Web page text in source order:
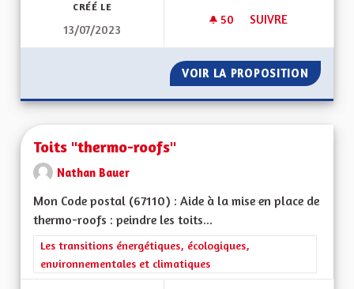
CRÉÉ LE
13/07/2023
50 50 ABONNÉS
SUIVRE
VOIR LA PROPOSITION
Toits "thermo-roofs"
Nathan Bauer
Mon Code postal (67110) : Aide à la mise en place de
thermo-roofs : peindre les toits...
Filtrer les résultats de la catégorie : Les transitions
Les transitions énergétiques, écologiques,
environnementales et climatiques